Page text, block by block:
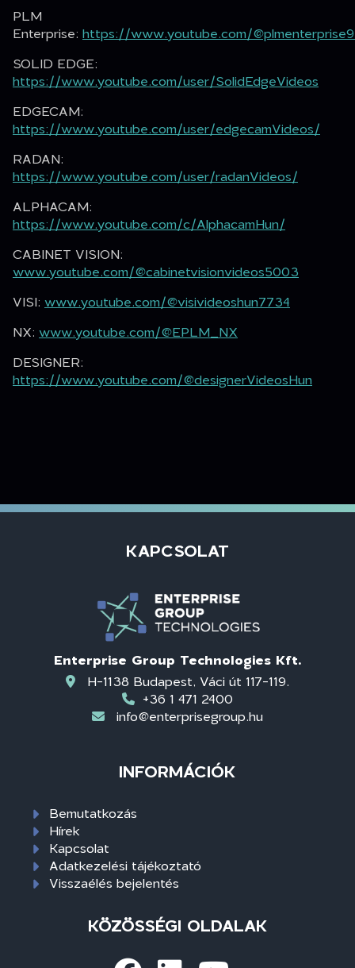
PLM
Enterprise: https://www.youtube.com/
SOLID EDGE:
https://www.youtube.com/user/SolidEdgeVideos
EDGECAM:
https://www.youtube.com/user/edgecamVideos/
RADAN:
https://www.youtube.com/user/radanVideos/
ALPHACAM:
https://www.youtube.com/c/AlphacamHun/
CABINET VISION:
www.youtube.com/@cabinetvisionvideos5003
VISI: www.youtube.com/@visivideoshun7734
NX: www.youtube.com/@EPLM_NX
DESIGNER:
https://www.youtube.com/@designerVideosHun
KAPCSOLAT
Enterprise Group Technologies Kft.
H-1138 Budapest, Váci út 117-119.
+36 1 471 2400
info@enterprisegroup.hu
INFORMÁCIÓK
Bemutatkozás
Hírek
Kapcsolat
Adatkezelési tájékoztató
Visszaélés bejelentés
KÖZÖSSÉGI OLDALAK